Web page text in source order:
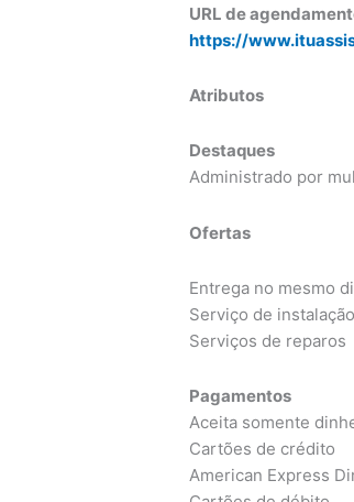
URL de
https://
Atributos
Destaques
Administrado por
Ofertas
Entrega no mesmo
Serviço de instalação
Serviços de reparos
Pagamentos
Aceita somente
Cartões de crédito
American Express